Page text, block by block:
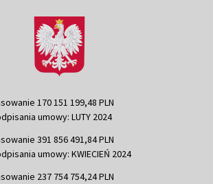
170 151 199,48 PLN
umowy: LUTY 2024
391 856 491,84 PLN
umowy: KWIECIEŃ 2024
237 754 754,24 PLN